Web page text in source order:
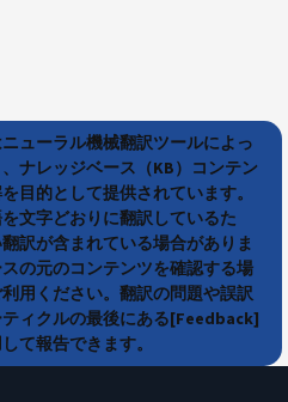
ューラル機械翻訳ツールによっ
ナレッジベース（KB）コンテン
目的として提供されています。
文字どおりに翻訳しているた
訳が含まれている場合がありま
の元のコンテンツを確認する場
用ください。翻訳の問題や誤訳
ィクルの最後にある[Feedback]
て報告できます。